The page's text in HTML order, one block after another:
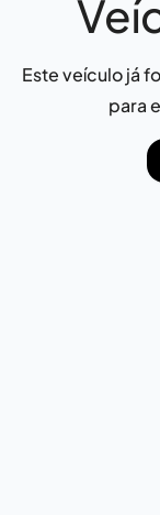
Este veículo já
para